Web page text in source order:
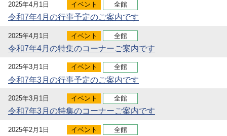
2025年4月1日 イベント 全館
令和7年4月の行事予定のご案内です
2025年4月1日 イベント 全館
令和7年4月の特集のコーナーご案内です
2025年3月1日 イベント 全館
令和7年3月の行事予定のご案内です
2025年3月1日 イベント 全館
令和7年3月の特集のコーナーご案内です
2025年2月1日 イベント 全館